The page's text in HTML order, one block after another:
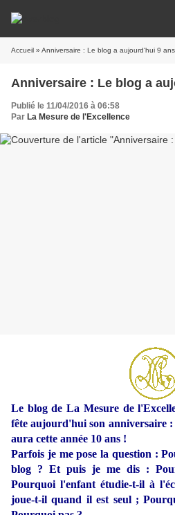
Accueil » Anniversaire : Le blog a aujourd'hui 9
Anniversaire : Le blog a
Publié le 11/04/2016 à 06:58
Par La Mesure de l'Excellence
Le blog de La Mesure de
fête aujourd'hui son anniversaire
aura cette année 10 ans !
Parfois je me pose la question :
blog ? Et puis je me dis :
Pourquoi l'enfant étudie-t-il à
joue-t-il quand il est seul ;